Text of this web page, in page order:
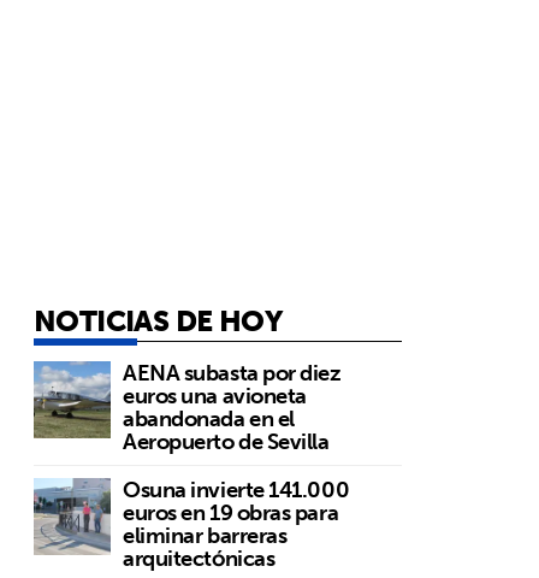
NOTICIAS DE HOY
AENA subasta por diez
euros una avioneta
abandonada en el
Aeropuerto de Sevilla
Osuna invierte 141.000
euros en 19 obras para
eliminar barreras
arquitectónicas